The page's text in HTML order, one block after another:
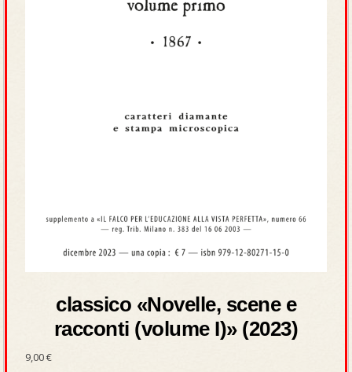
classico «Novelle, scene e
racconti (volume I)» (2023)
9,00€